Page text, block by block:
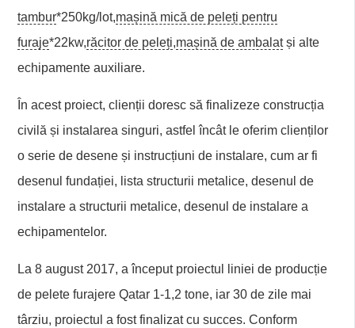
tambur*250kg/lot,mașină mică de peleți pentru
furaje*22kw,răcitor de peleți,mașină de ambalatși alte
echipamente auxiliare.
În acest proiect, clienții doresc să finalizeze construcția
civilă și instalarea singuri, astfel încât le oferim clienților
o serie de desene și instrucțiuni de instalare, cum ar fi
desenul fundației, lista structurii metalice, desenul de
instalare a structurii metalice, desenul de instalare a
echipamentelor.
La 8 august 2017, a început proiectul liniei de producție
de pelete furajere Qatar 1-1,2 tone, iar 30 de zile mai
târziu, proiectul a fost finalizat cu succes. Conform